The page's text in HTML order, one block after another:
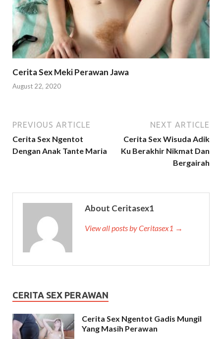
Cerita Sex Meki Perawan Jawa
August 22, 2020
PREVIOUS ARTICLE
Cerita Sex Ngentot
Dengan Anak Tante Maria
NEXT ARTICLE
Cerita Sex Wisuda Adik
Ku Berakhir Nikmat Dan
Bergairah
About Ceritasex1
View all posts by Ceritasex1 →
CERITA SEX PERAWAN
Cerita Sex Ngentot Gadis Mungil
Yang Masih Perawan